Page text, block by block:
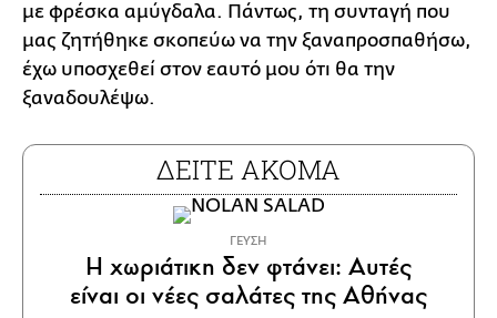
με φρέσκα αμύγδαλα. Πάντως, τη συνταγή που
μας ζητήθηκε σκοπεύω να την ξαναπροσπαθήσω,
έχω υποσχεθεί στον εαυτό μου ότι θα την
ξαναδουλέψω.
ΔΕΙΤΕ ΑΚΟΜΑ
ΓΕΥΣΗ
Η χωριάτικη δεν φτάνει: Αυτές
είναι οι νέες σαλάτες της Αθήνας